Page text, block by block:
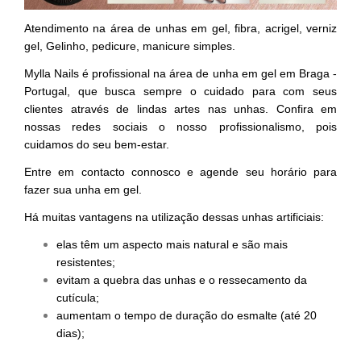
Atendimento na área de unhas em gel, fibra, acrigel, verniz
gel, Gelinho, pedicure, manicure simples.
Mylla Nails é profissional na área de unha em gel em Braga -
Portugal, que busca sempre o cuidado para com seus
clientes através de lindas artes nas unhas. Confira em
nossas redes sociais o nosso profissionalismo, pois
cuidamos do seu bem-estar.
Entre em contacto connosco e agende seu horário para
fazer sua unha em gel.
Há muitas vantagens na utilização dessas unhas artificiais:
elas têm um aspecto mais natural e são mais
resistentes;
evitam a quebra das unhas e o ressecamento da
cutícula;
aumentam o tempo de duração do esmalte (até 20
dias);